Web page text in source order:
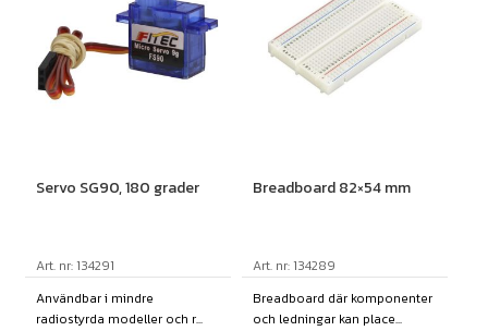
Servo SG90, 180 grader
Art. nr: 134291
Användbar i mindre
radiostyrda modeller och r...
Breadboard 82×54 mm
Art. nr: 134289
Breadboard där komponenter
och ledningar kan place...